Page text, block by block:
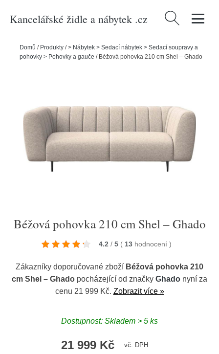
Kancelářské židle a nábytek .cz Vyhledávání
Domů / Produkty /> Nábytek > Sedací nábytek > Sedací soupravy a
pohovky > Pohovky a gauče / Béžová pohovka 210 cm Shel – Ghado
Béžová pohovka 210 cm Shel – Ghado
4.2 / 5 ( 13 hodnocení )
Zákazníky doporučované zboží Béžová pohovka 210
cm Shel – Ghado pocházející od značky Ghado nyní za
cenu 21 999 Kč. Zobrazit více »
Dostupnost: Skladem > 5 ks
21 999 Kč vč. DPH